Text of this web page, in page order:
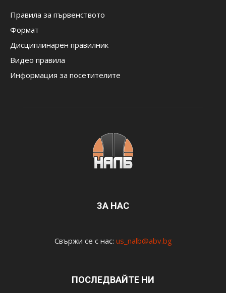
Правила за първенството
Формат
Дисциплинарен правилник
Видео правила
Информация за посетителите
ЗА НАС
Свържи се с нас: us_nalb@abv.bg
ПОСЛЕДВАЙТЕ НИ